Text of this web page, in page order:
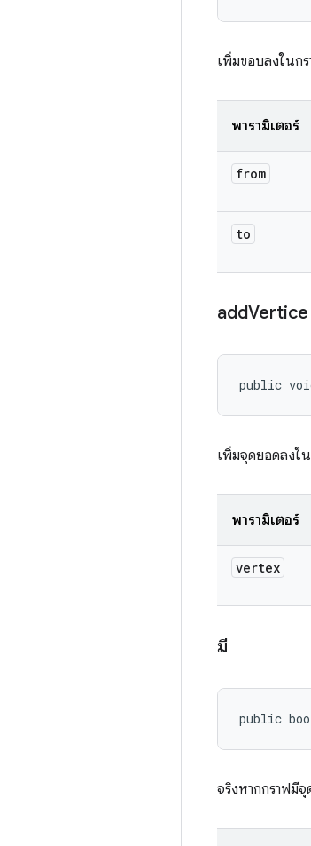
เพิ่มขอบลงในก
พารามิเตอร์
from
to
addVertice
public
เพิ่มจุดยอดลงใ
พารามิเตอร์
vertex
มี
public
จริงหากกราฟมี